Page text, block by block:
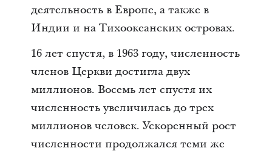
деятельность в Европе, а также в
Индии и на Тихоокеанских островах.
16 лет спустя, в 1963 году, численность
членов Церкви достигла двух
миллионов. Восемь лет спустя их
численность увеличилась до трех
миллионов человек. Ускоренный рост
численности продолжался теми же